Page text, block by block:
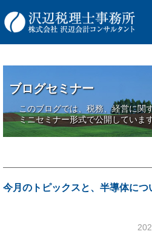
ブログセミナー
このブログでは、税務、経営に関
ミニセミナー形式で公開しています
今月のトピックスと、半導体につ